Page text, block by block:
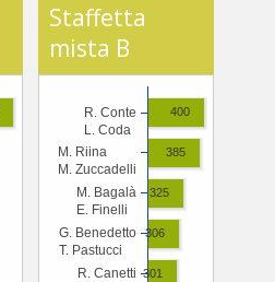
Staffetta
mista B
R. Canetti
G. Benedetto
T. Pastucci
M. Bagalà
E. Finelli
M. Riina
M. Zuccadelli
R. Conte
L. Coda
301
306
325
385
400